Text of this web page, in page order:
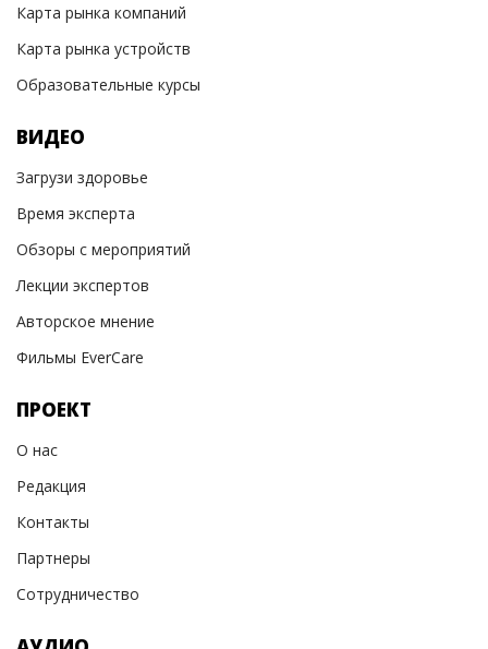
Карта рынка компаний
Карта рынка устройств
Образовательные курсы
ВИДЕО
Загрузи здоровье
Время эксперта
Обзоры с мероприятий
Лекции экспертов
Авторское мнение
Фильмы EverCare
ПРОЕКТ
О нас
Редакция
Контакты
Партнеры
Сотрудничество